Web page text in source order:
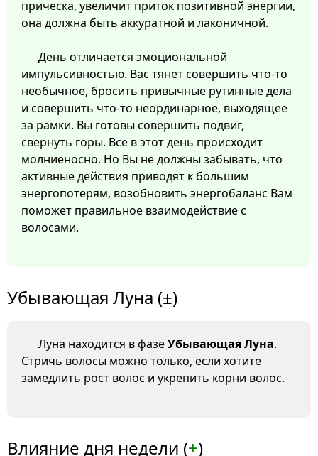
прическа, увеличит приток позитивной энергии,
она должна быть аккуратной и лаконичной.
День отличается эмоциональной
импульсивностью. Вас тянет совершить что-то
необычное, бросить привычные рутинные дела
и совершить что-то неординарное, выходящее
за рамки. Вы готовы совершить подвиг,
свернуть горы. Все в этот день происходит
молниеносно. Но Вы не должны забывать, что
активные действия приводят к большим
энергопотерям, возобновить энергобаланс Вам
поможет правильное взаимодействие с
волосами.
Убывающая Луна (±)
Луна находится в фазеУбывающая Луна.
Стричь волосы можно только, если хотите
замедлить рост волос и укрепить корни волос.
Влияние дня недели (+)